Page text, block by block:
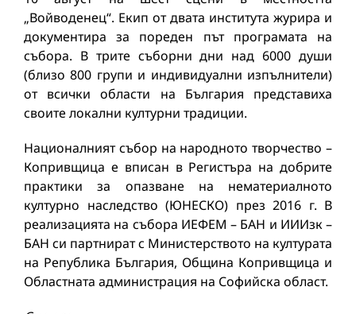
„Войводенец“. Екип от двата института журира и
документира за пореден път програмата на
събора. В трите съборни дни над 6000 души
(близо 800 групи и индивидуални изпълнители)
от всички области на България представиха
своите локални културни традиции.
Националният събор на народното творчество –
Копривщица е вписан в Регистъра на добрите
практики за опазване на нематериалното
културно наследство (ЮНЕСКО) през 2016 г. В
реализацията на събора ИЕФЕМ – БАН и ИИИзк –
БАН си партнират с Министерството на културата
на Република България, Община Копривщица и
Областната администрация на Софийска област.